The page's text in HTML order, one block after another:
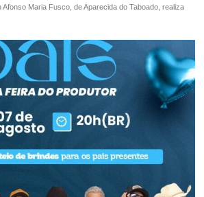
Maria Fusco, de Aparecida do Taboado, realiza